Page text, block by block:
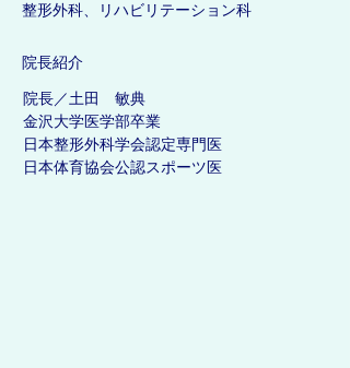
整形外科、リハビリテーション科
院長紹介
院長／土田 敏典
金沢大学医学部卒業
日本整形外科学会認定専門医
日本体育協会公認スポーツ医